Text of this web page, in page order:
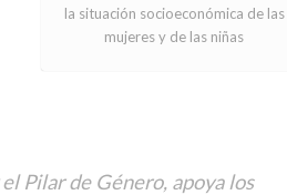
la situación socioeconómica de las
mujeres y de las niñas
Pilar de Género, apoya los